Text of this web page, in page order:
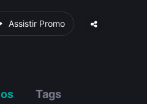
Assistir Promo
Tags